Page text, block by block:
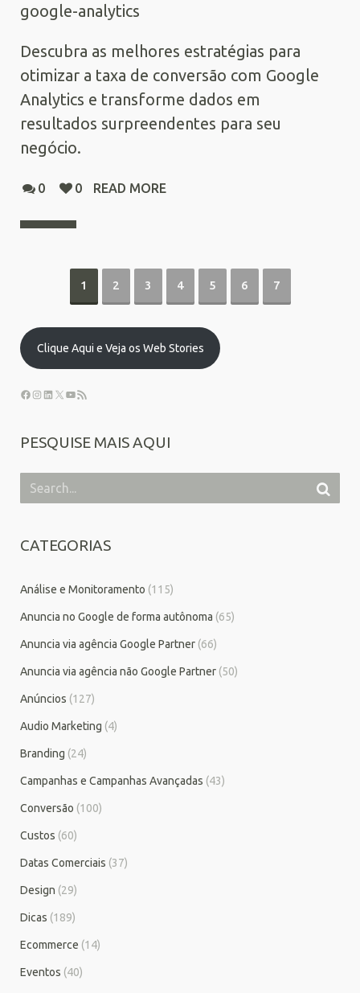
google-analytics
Descubra as melhores estratégias para
otimizar a taxa de conversão com Google
Analytics e transforme dados em
resultados surpreendentes para seu
negócio.
0 0 READ MORE
1 2 3 4 5 6 7
Clique Aqui e Veja os Web Stories
PESQUISE MAIS AQUI
CATEGORIAS
Análise e Monitoramento (115)
Anuncia no Google de forma autônoma (65)
Anuncia via agência Google Partner (66)
Anuncia via agência não Google Partner (50)
Anúncios (127)
Audio Marketing (4)
Branding (24)
Campanhas e Campanhas Avançadas (43)
Conversão (100)
Custos (60)
Datas Comerciais (37)
Design (29)
Dicas (189)
Ecommerce (14)
Eventos (40)